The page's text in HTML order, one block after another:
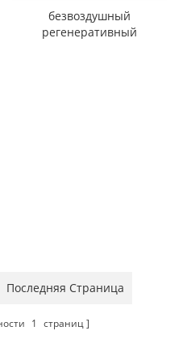
безвоздушный
регенеративный
Последняя Страница
1 страниц